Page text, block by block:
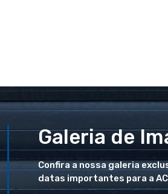
Galeria de
Confira a nossa galeria
datas importantes para a